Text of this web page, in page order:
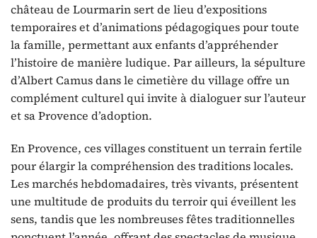
château de Lourmarin sert de lieu d’expositions
temporaires et d’animations pédagogiques pour toute
la famille, permettant aux enfants d’appréhender
l’histoire de manière ludique. Par ailleurs, la sépulture
d’Albert Camus dans le cimetière du village offre un
complément culturel qui invite à dialoguer sur l’auteur
et sa Provence d’adoption.
En Provence, ces villages constituent un terrain fertile
pour élargir la compréhension des traditions locales.
Les marchés hebdomadaires, très vivants, présentent
une multitude de produits du terroir qui éveillent les
sens, tandis que les nombreuses fêtes traditionnelles